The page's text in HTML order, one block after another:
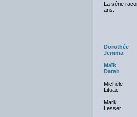
La série
ans.
Dorothée
Jemma
Maïk
Darah
Michèle
Lituac
Mark
Lesser